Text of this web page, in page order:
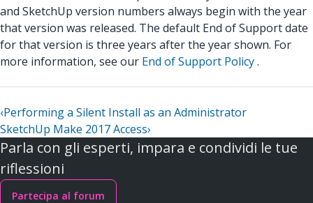
and SketchUp version numbers always begin with the year
that version was released. The default End of Support date
for that version is three years after the year shown. For
more information, see our End of Support Policy.
‹Performing a Silent Install as an Administrator
SketchUp Make 2017 Access›
Parla con gli esperti, impara e condividi le tue
riflessioni
Partecipa al forum